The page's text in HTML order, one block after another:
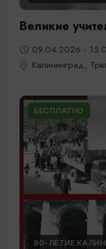
Великие
09.04.2026 -
Калининград,
БЕСПЛАТНО
80-ЛЕТИЕ